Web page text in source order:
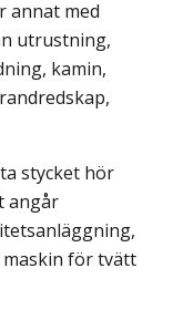
annat med
utrustning,
kamin,
stycket hör
angår
maskin för tvätt